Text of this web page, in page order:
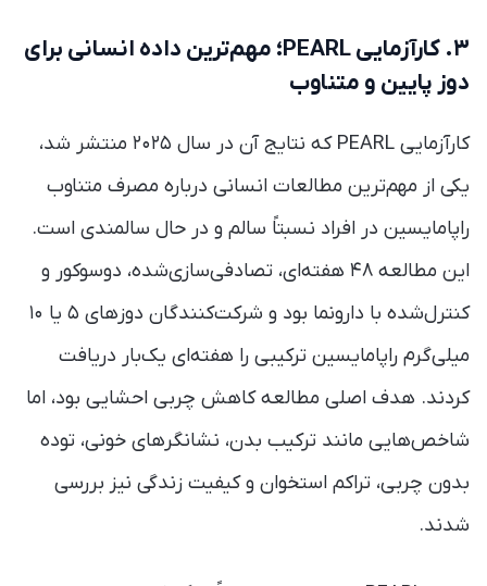
۳. کارآزمایی PEARL؛ مهم‌ترین داده انسانی برای
دوز پایین و متناوب
کارآزمایی PEARL که نتایج آن در سال ۲۰۲۵ منتشر شد،
یکی از مهم‌ترین مطالعات انسانی درباره مصرف متناوب
راپامایسین در افراد نسبتاً سالم و در حال سالمندی است.
این مطالعه ۴۸ هفته‌ای، تصادفی‌سازی‌شده، دوسوکور و
کنترل‌شده با دارونما بود و شرکت‌کنندگان دوزهای ۵ یا ۱۰
میلی‌گرم راپامایسین ترکیبی را هفته‌ای یک‌بار دریافت
کردند. هدف اصلی مطالعه کاهش چربی احشایی بود، اما
شاخص‌هایی مانند ترکیب بدن، نشانگرهای خونی، توده
بدون چربی، تراکم استخوان و کیفیت زندگی نیز بررسی
شدند.